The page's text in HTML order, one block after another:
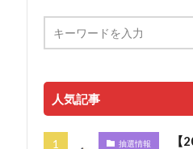
人気記事
抽選情報
【